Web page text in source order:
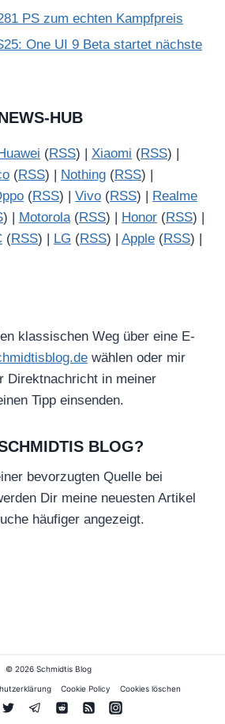
PS zum echten Kampfpreis
One UI 9 Beta startet nächste
HUB
(RSS) | Xiaomi (RSS) |
(RSS) | Nothing (RSS) |
(RSS) | Vivo (RSS) | Realme
) | Motorola(RSS) | Honor (RSS) |
(RSS) | LG (RSS) | Apple (RSS) |
klassischen Weg über eine E-
wählen oder mir
Direktnachricht in meiner
Tipp einsenden.
BLOG?
bevorzugten Quelle bei
Dir meine neuesten Artikel
häufiger angezeigt.
© 2026 Schmidtis Blog
Cookie Policy Cookies löschen